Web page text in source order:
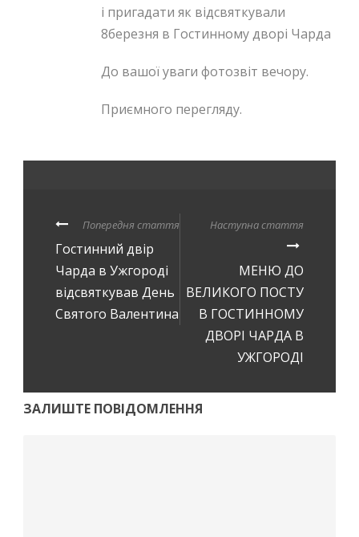
і пригадати як відсвяткували
8березня в Гостинному дворі Чарда
До вашої уваги фотозвіт вечору.
Приємного перегляду.
Попередня стаття
Гостинний двір
Чарда в Ужгороді
відсвяткував День
Святого Валентина
Наступна стаття
МЕНЮ ДО
ВЕЛИКОГО ПОСТУ
В ГОСТИННОМУ
ДВОРІ ЧАРДА В
УЖГОРОДІ
ЗАЛИШТЕ ПОВІДОМЛЕННЯ